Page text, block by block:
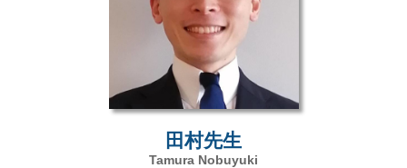
田村先生
Tamura Nobuyuki